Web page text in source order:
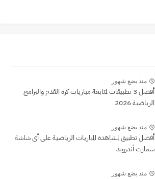
منذ بضع شهور
أفضل 3 تطبيقات لمتابعة مباريات كرة القدم والبرامج
الرياضية 2026
منذ بضع شهور
أفضل تطبيق لمشاهدة المباريات الرياضية على أى شاشة
سمارت أندرويد
منذ بضع شهور